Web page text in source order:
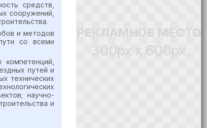
средств,
сооружений,
и методов
со всеми
путей и
технических
научно-
и
РЕКЛАМНОЕ МЕСТО
300px x 600px